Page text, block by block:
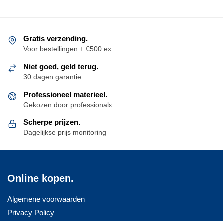
Gratis verzending.
Voor bestellingen + €500 ex.
Niet goed, geld terug.
30 dagen garantie
Professioneel materieel.
Gekozen door professionals
Scherpe prijzen.
Dagelijkse prijs monitoring
Online kopen.
Algemene voorwaarden
Privacy Policy